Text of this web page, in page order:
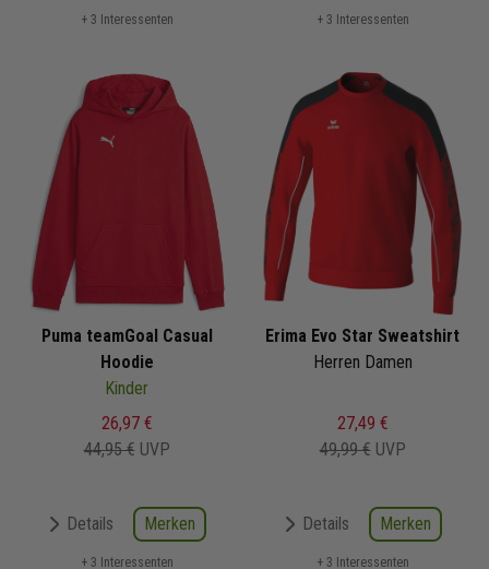
+ 3 Interessenten + 3 Interessenten
Puma teamGoal Casual
Hoodie
Kinder
26,97 €
44,95 € UVP
Details Merken
+ 3 Interessenten
Erima Evo Star Sweatshirt
Herren Damen
27,49 €
49,99 € UVP
Details Merken
+ 3 Interessenten